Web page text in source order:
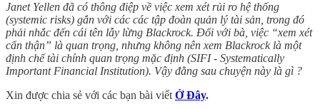
Janet Yellen đã có thông điệp về việc xem xét rủi ro hệ thống
(systemic risks) gắn với các các tập đoàn quản lý tài sản, trong đó
phải nhắc đến cái tên lẫy lừng Blackrock. Đối với bà, việc “xem xét
cẩn thận” là quan trọng, nhưng không nên xem Blackrock là một
định chế tài chính quan trọng mặc định (SIFI - Systematically
Important Financial Institution). Vậy đằng sau chuyện này là gì ?
Xin được chia sẻ với các bạn bài viết Ở Đây.